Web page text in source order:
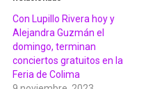
Con Lupillo Rivera hoy y
Alejandra Guzmán el
domingo, terminan
conciertos gratuitos en la
Feria de Colima